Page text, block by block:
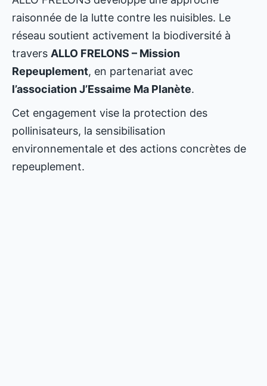
raisonnée de la lutte contre les nuisibles. Le
réseau soutient activement la biodiversité à
travers ALLO FRELONS – Mission
Repeuplement, en partenariat avec
l’association J’Essaime Ma Planète.
Cet engagement vise la protection des
pollinisateurs, la sensibilisation
environnementale et des actions concrètes de
repeuplement.